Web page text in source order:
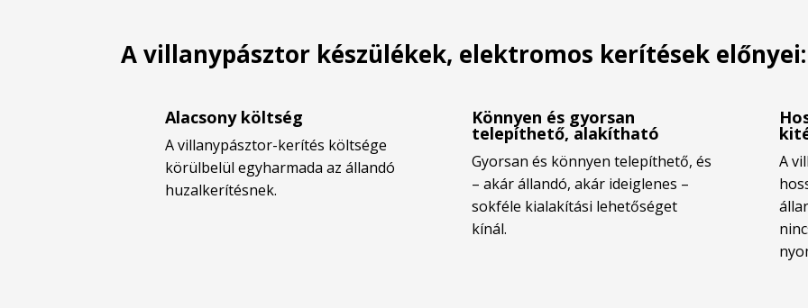
A villanypásztor készülékek, elektromos kerítések előnyei:
Alacsony költség
A villanypásztor-kerítés költsége
körülbelül egyharmada az állandó
huzalkerítésnek.
Könnyen és gyorsan
telepíthető, alakítható
Gyorsan és könnyen telepíthető, és
– akár állandó, akár ideiglenes –
sokféle kialakítási lehetőséget
kínál.
A